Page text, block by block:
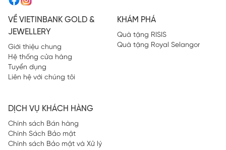
VỀ VIETINBANK GOLD &
JEWELLERY
Giới thiệu chung
Hệ thống cửa hàng
Tuyển dụng
Liên hệ với chúng tôi
KHÁM PHÁ
Quà tặng RISIS
Quà tặng Royal Selangor
DỊCH VỤ KHÁCH HÀNG
Chính sách Bán hàng
Chính Sách Bảo mật
Chính sách Bảo mật và Xử lý